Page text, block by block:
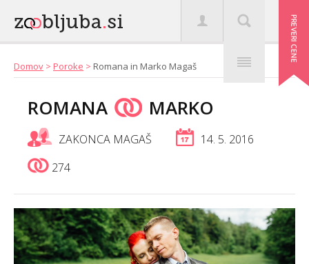
Domov > Poroke > Romana in Marko Magaš
ROMANA MARKO
ZAKONCA MAGAŠ
14. 5. 2016
274